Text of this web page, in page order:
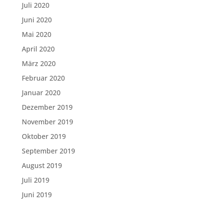
Juli 2020
Juni 2020
Mai 2020
April 2020
März 2020
Februar 2020
Januar 2020
Dezember 2019
November 2019
Oktober 2019
September 2019
August 2019
Juli 2019
Juni 2019